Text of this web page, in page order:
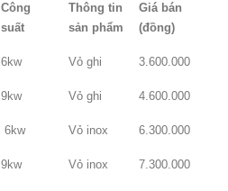
Công
suất
Thông tin
sản phẩm
Giá bán
(đồng)
6kw Vỏ ghi 3.600.000
9kw Vỏ ghi 4.600.000
6kw Vỏ inox 6.300.000
9kw Vỏ inox 7.300.000